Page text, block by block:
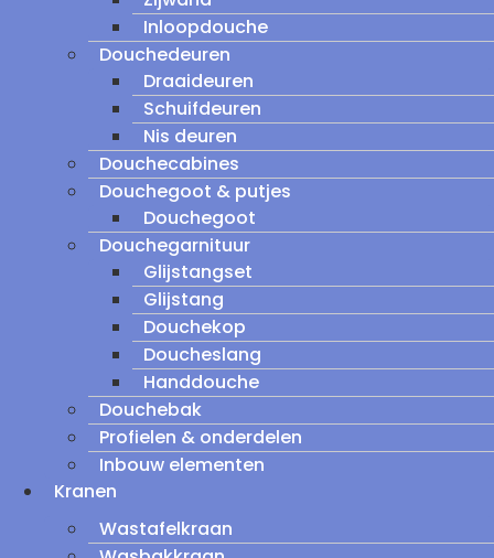
Inloopdouche
Douchedeuren
Draaideuren
Schuifdeuren
Nis deuren
Douchecabines
Douchegoot & putjes
Douchegoot
Douchegarnituur
Glijstangset
Glijstang
Douchekop
Doucheslang
Handdouche
Douchebak
Profielen & onderdelen
Inbouw elementen
Kranen
Wastafelkraan